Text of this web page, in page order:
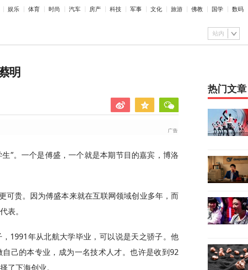
娱乐 体育 时尚 汽车 房产 科技 军事 文化 旅游 佛教 国学 数码
站内
明
”。一个是傅盛，一个就是本期节目的嘉宾，博洛
可贵。因为傅盛本来就在互联网领域创业多年，而
表。
1991年从北航大学毕业，可以说是天之骄子。他
己的本专业，成为一名技术人才。也许是收到92
了下海创业。
热门文章